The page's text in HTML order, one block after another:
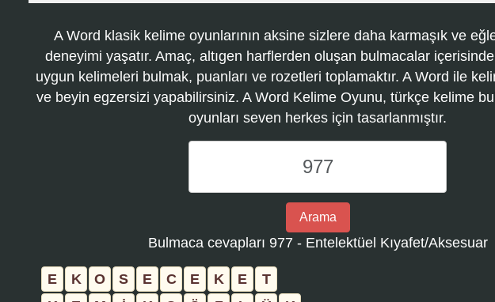
A Word klasik kelime oyunlarının aksine sizlere daha karmaşık ve
deneyimi yaşatır. Amaç, altıgen harflerden oluşan bulmacalar
uygun kelimeleri bulmak, puanları ve rozetleri toplamaktır. A Word ile
ve beyin egzersizi yapabilirsiniz. A Word Kelime Oyunu, türkçe kelime
oyunları seven herkes için tasarlanmıştır.
Word
Kelime
Oyunu
bulmaca
numarasını
Arama
Bulmaca cevapları 977 - Entelektüel Kıyafet/Aksesuar
E K O S E C E K E
T